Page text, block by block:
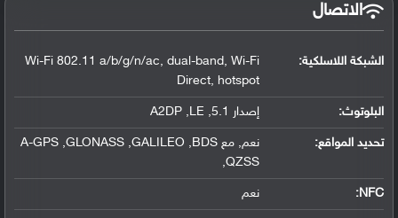
الاتصال
الشبكة اللاسلكية:
Wi-Fi 802.11 a/b/g/n/ac, dual-band, Wi-Fi
Direct, hotspot
البلوتوث: إصدار 5.1, A2DP ,LE
تحديد المواقع:
نعم, مع A-GPS ,GLONASS ,GALILEO ,BDS
,QZSS
NFC
: نعم